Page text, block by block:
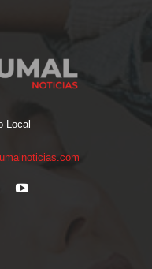
Local